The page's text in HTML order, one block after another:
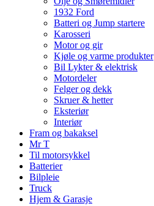
1932 Ford
Batteri og Jump startere
Karosseri
Motor og gir
Kjøle og varme produkter
Bil Lykter & elektrisk
Motordeler
Felger og dekk
Skruer & hetter
Eksteriør
Interiør
Fram og bakaksel
Mr T
Til motorsykkel
Batterier
Bilpleie
Truck
Hjem & Garasje